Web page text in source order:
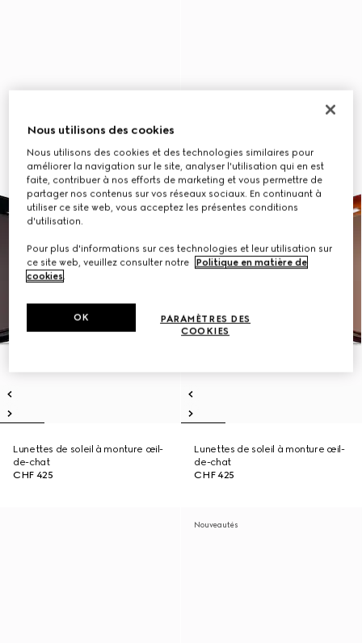
Lunettes de soleil à monture œil-
de-chat
CHF 425
Lunettes de soleil à monture œil-
de-chat
CHF 425
Nouveautés
Nous utilisons des cookies
Nous utilisons des cookies et des technologies similaires pour
améliorer la navigation sur le site, analyser l'utilisation qui en est
faite, contribuer à nos efforts de marketing et vous permettre de
partager nos contenus sur vos réseaux sociaux. En continuant à
utiliser ce site web, vous acceptez les présentes conditions
d'utilisation.
Pour plus d'informations sur ces technologies et leur utilisation sur
ce site web, veuillez consulter notre
Politique en matière de
cookies.
PARAMÈTRES DES
COOKIES
OK